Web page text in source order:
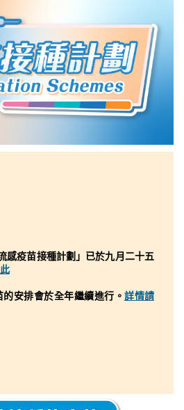
感疫苗接種計劃」已於九月二十五
安排會於全年繼續進行。 詳情請